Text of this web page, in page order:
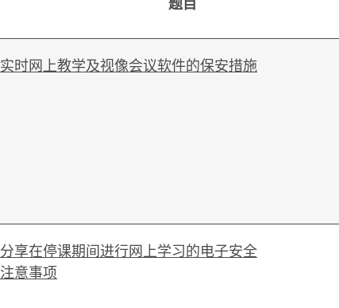
实时网上教学及视像会议软件的保安措施
分享在停课期间进行网上学习的电子安全
注意事项